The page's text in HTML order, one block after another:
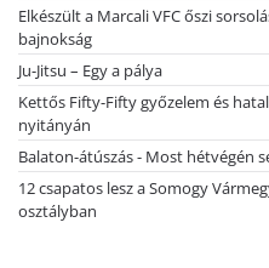
Elkészült a Marcali VFC őszi
bajnokság
Ju-Jitsu – Egy a pálya
Kettős Fifty-Fifty győzelem és
nyitányán
Balaton-átúszás - Most hétvégén
12 csapatos lesz a Somogy
osztályban